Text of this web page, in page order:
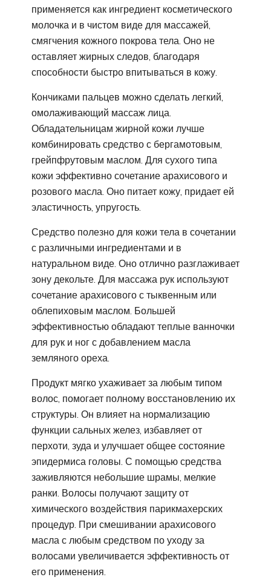
применяется как ингредиент косметического
молочка и в чистом виде для массажей,
смягчения кожного покрова тела. Оно не
оставляет жирных следов, благодаря
способности быстро впитываться в кожу.
Кончиками пальцев можно сделать легкий,
омолаживающий массаж лица.
Обладательницам жирной кожи лучше
комбинировать средство с бергамотовым,
грейпфрутовым маслом. Для сухого типа
кожи эффективно сочетание арахисового и
розового масла. Оно питает кожу, придает ей
эластичность, упругость.
Средство полезно для кожи тела в сочетании
с различными ингредиентами и в
натуральном виде. Оно отлично разглаживает
зону декольте. Для массажа рук используют
сочетание арахисового с тыквенным или
облепиховым маслом. Большей
эффективностью обладают теплые ванночки
для рук и ног с добавлением масла
земляного ореха.
Продукт мягко ухаживает за любым типом
волос, помогает полному восстановлению их
структуры. Он влияет на нормализацию
функции сальных желез, избавляет от
перхоти, зуда и улучшает общее состояние
эпидермиса головы. С помощью средства
заживляются небольшие шрамы, мелкие
ранки. Волосы получают защиту от
химического воздействия парикмахерских
процедур. При смешивании арахисового
масла с любым средством по уходу за
волосами увеличивается эффективность от
его применения.